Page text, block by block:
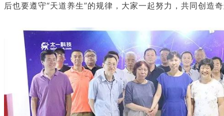
后也要遵守“天道养生”的规律，大家一起努力，共同创造